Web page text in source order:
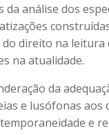
da análise dos
do direito na leitura
na atualidade.
da
e lusófonas aos
e